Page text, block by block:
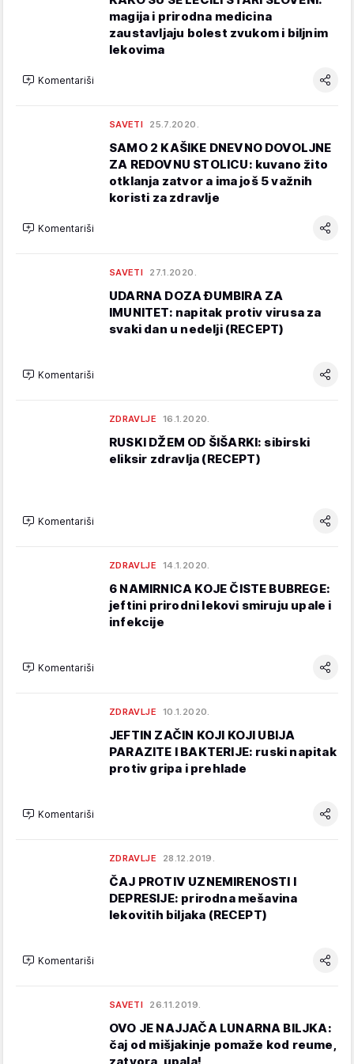
magija i prirodna medicina
zaustavljaju bolest zvukom i biljnim
lekovima
Komentariši
SAVETI 25.7.2020.
SAMO 2 KAŠIKE DNEVNO DOVOLJNE
ZA REDOVNU STOLICU: kuvano žito
otklanja zatvor a ima još 5 važnih
koristi za zdravlje
Komentariši
SAVETI 27.1.2020.
UDARNA DOZA ĐUMBIRA ZA
IMUNITET: napitak protiv virusa za
svaki dan u nedelji (RECEPT)
Komentariši
ZDRAVLJE 16.1.2020.
RUSKI DŽEM OD ŠIŠARKI: sibirski
eliksir zdravlja (RECEPT)
Komentariši
ZDRAVLJE 14.1.2020.
6 NAMIRNICA KOJE ČISTE BUBREGE:
jeftini prirodni lekovi smiruju upale i
infekcije
Komentariši
ZDRAVLJE 10.1.2020.
JEFTIN ZAČIN KOJI KOJI UBIJA
PARAZITE I BAKTERIJE: ruski napitak
protiv gripa i prehlade
Komentariši
ZDRAVLJE 28.12.2019.
ČAJ PROTIV UZNEMIRENOSTI I
DEPRESIJE: prirodna mešavina
lekovitih biljaka (RECEPT)
Komentariši
SAVETI 26.11.2019.
OVO JE NAJJAČA LUNARNA BILJKA:
čaj od mišjakinje pomaže kod reume,